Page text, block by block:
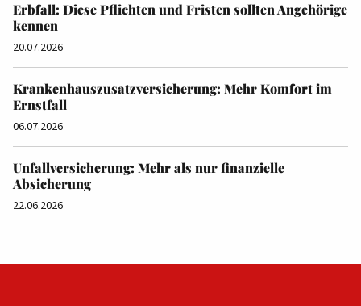
Erbfall: Diese Pflichten und Fristen sollten Angehörige
kennen
20.07.2026
Krankenhauszusatzversicherung: Mehr Komfort im
Ernstfall
06.07.2026
Unfallversicherung: Mehr als nur finanzielle
Absicherung
22.06.2026